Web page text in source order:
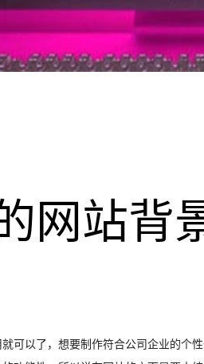
网站背
可以了，想要制作符合公司企业的个